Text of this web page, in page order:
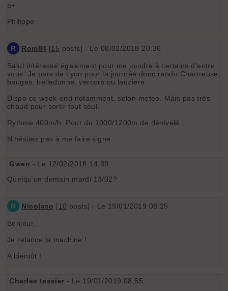
a+
Philippe
R Rom84 [15 posts] - Le 08/02/2018 20:36
Salut intéressé également pour me joindre à certains d'entre
vous. Je pars de Lyon pour la journée donc rando Chartreuse,
bauges, belledonne, vercors ou lauziere.
Dispo ce week-end notamment, selon meteo. Mais pas très
chaud pour sortir tout seul.
Rythme 400m/h. Pour du 1000/1200m de dénivelé
N'hésitez pas à me faire signe.
Gwen - Le 12/02/2018 14:39
Quelqu'un demain mardi 13/02?
N Nicolaso [10 posts] - Le 19/01/2019 08:25
Bonjour,
Je relance la machine !
A bientôt !
Charles tessier - Le 19/01/2019 08:55